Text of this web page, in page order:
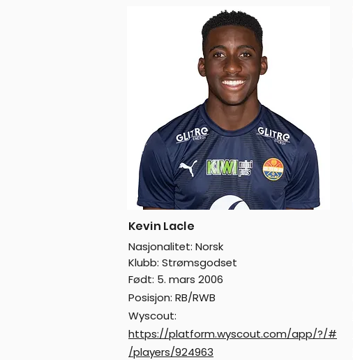
Kevin Lacle
Nasjonalitet: Norsk
Klubb: Strømsgodset
Født: 5. mars 2006
Posisjon: RB/RWB
Wyscout:
https://platform.wyscout.com/app/?/#
/players/924963